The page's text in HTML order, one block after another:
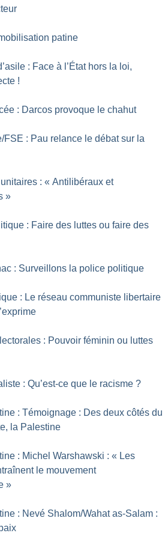
patine
: Face à l’État hors la loi,
!
: Darcos provoque le chahut
FSE : Pau relance le débat sur la
: « Antilibéraux et
»
: Faire des luttes ou faire des
: Surveillons la police politique
: Le réseau communiste libertaire
: Pouvoir féminin ou luttes
: Qu’est-ce que le racisme ?
: Témoignage : Des deux côtés du
la Palestine
: Michel Warshawski : « Les
le mouvement
»
: Nevé Shalom/Wahat as-Salam :